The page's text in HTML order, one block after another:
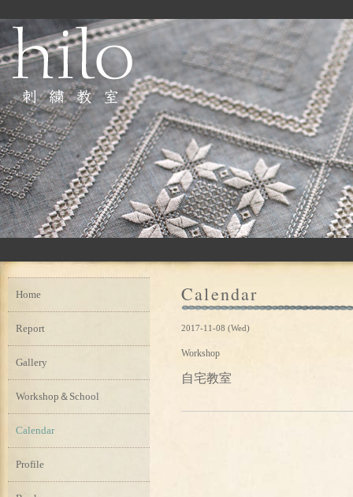
Calendar
2017-11-08 (Wed)
Workshop
自宅教室
Home
Report
Gallery
Workshop＆School
Calendar
Profile